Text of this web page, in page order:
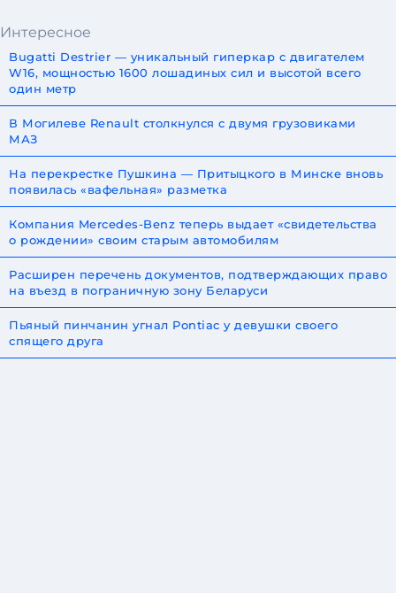
Интересное
Bugatti Destrier — уникальный гиперкар с двигателем
W16, мощностью 1600 лошадиных сил и высотой всего
один метр
В Могилеве Renault столкнулся с двумя грузовиками
МАЗ
На перекрестке Пушкина — Притыцкого в Минске вновь
появилась «вафельная» разметка
Компания Mercedes-Benz теперь выдает «свидетельства
о рождении» своим старым автомобилям
Расширен перечень документов, подтверждающих право
на въезд в пограничную зону Беларуси
Пьяный пинчанин угнал Pontiac у девушки своего
спящего друга